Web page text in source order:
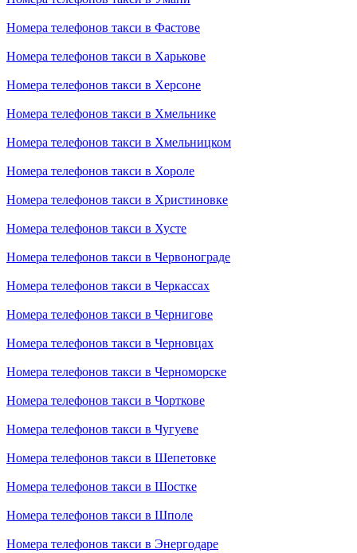
Номера телефонов такси в Фастове
Номера телефонов такси в Харькове
Номера телефонов такси в Херсоне
Номера телефонов такси в Хмельнике
Номера телефонов такси в Хмельницком
Номера телефонов такси в Хороле
Номера телефонов такси в Христиновке
Номера телефонов такси в Хусте
Номера телефонов такси в Червонограде
Номера телефонов такси в Черкассах
Номера телефонов такси в Чернигове
Номера телефонов такси в Черновцах
Номера телефонов такси в Черноморске
Номера телефонов такси в Чорткове
Номера телефонов такси в Чугуеве
Номера телефонов такси в Шепетовке
Номера телефонов такси в Шостке
Номера телефонов такси в Шполе
Номера телефонов такси в Энергодаре